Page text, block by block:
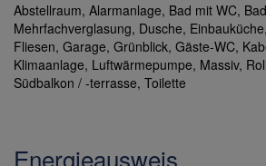
Abstellraum Alarmanlage Bad mit WC
Mehrfachverglasung Dusche Einbauküche
Fliesen Garage Grünblick Gäste-WC
Klimaanlage Luftwärmepumpe Massiv
Südbalkon / -terrasse Toilette
Energieausweis